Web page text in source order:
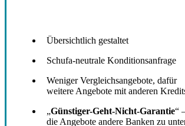
Übersichtlich gestaltet
Schufa-neutrale Konditionsanfrage
Weniger Vergleichsangebote, dafür
weitere Angebote mit anderen
„Günstiger-Geht-Nicht-Garantie“
die Angebote andere Banken zu